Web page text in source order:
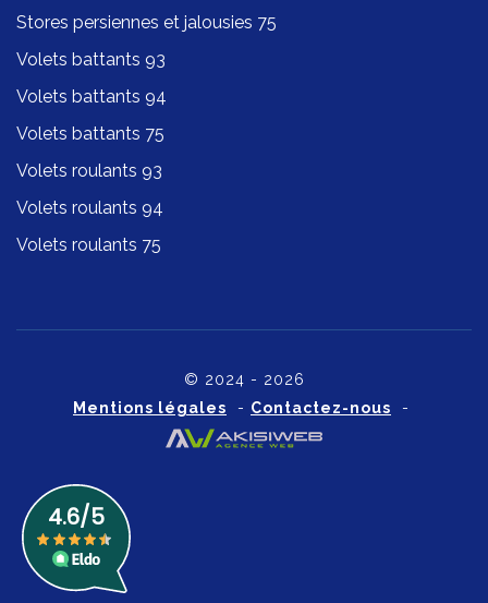
Stores persiennes et jalousies 75
Volets battants 93
Volets battants 94
Volets battants 75
Volets roulants 93
Volets roulants 94
Volets roulants 75
© 2024 - 2026
Mentions légales - Contactez-nous -